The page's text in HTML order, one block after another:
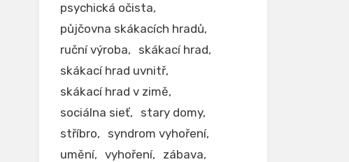
psychická očista
půjčovna skákacích hradů
ruční výroba
skákací hrad
skákací hrad uvnitř
skákací hrad v zimě
sociálna sieť
stary domy
stříbro
syndrom vyhoření
umění
vyhoření
zábava